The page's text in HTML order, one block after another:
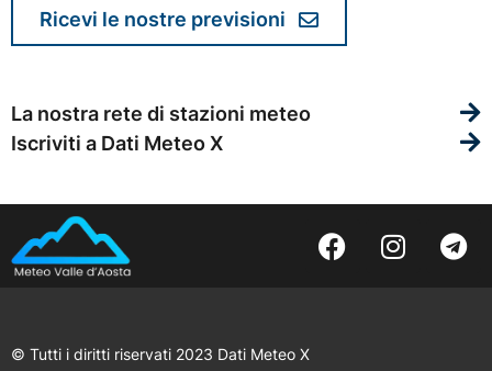
Ricevi le nostre previsioni
La nostra rete di stazioni meteo
Iscriviti a Dati Meteo X
© Tutti i diritti riservati 2023 Dati Meteo X